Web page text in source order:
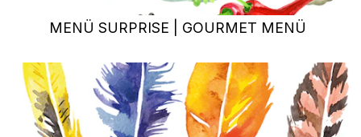
MENÜ SURPRISE | GOURMET MENÜ